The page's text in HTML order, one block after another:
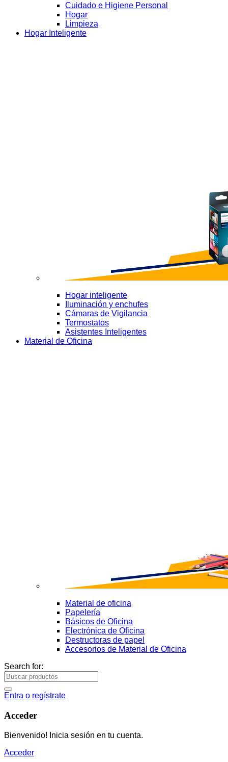
Cuidado e Higiene Personal
Hogar
Limpieza
Hogar Inteligente
Hogar inteligente
Iluminación y enchufes
Cámaras de Vigilancia
Termostatos
Asistentes Inteligentes
Material de Oficina
Material de oficina
Papelería
Básicos de Oficina
Electrónica de Oficina
Destructoras de papel
Accesorios de Material de Oficina
Search for:
Entra o regístrate
Acceder
Bienvenido! Inicia sesión en tu cuenta.
Acceder